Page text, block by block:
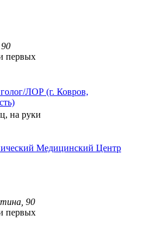
первых
ЛОР (г. Ковров,
на руки
Медицинский Центр
90
первых